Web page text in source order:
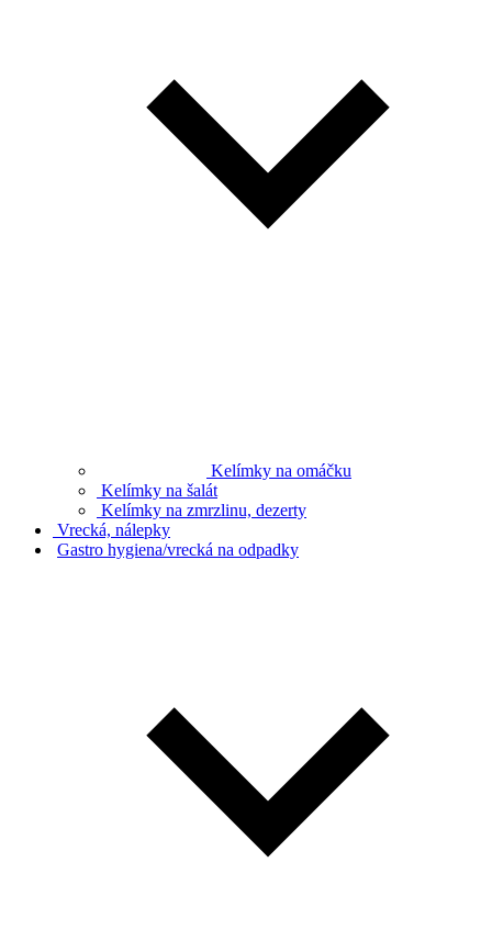
Kelímky na omáčku
Kelímky na šalát
Kelímky na zmrzlinu, dezerty
Vrecká, nálepky
Gastro hygiena/vrecká na odpadky